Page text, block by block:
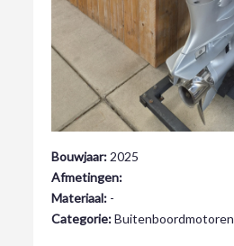
Bouwjaar: 2025
Afmetingen:
Materiaal: -
Categorie:Buitenboordmotoren